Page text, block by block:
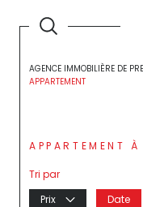
AGENCE IMMOBILIÈRE DE
APPARTEMENT
APPARTEMENT
Tri par
Prix
Date